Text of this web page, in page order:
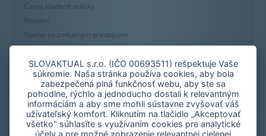
Často kladené otázky
Kontakt
Staňte sa zmluvným predajcom
Mapa stránky
Zásady používania súborov cookie
Nastavenie cookies
Oznámenie nekalých praktík
SLOVAKTUAL s.r.o. (IČO 00693511) rešpektuje Vaše
súkromie. Naša stránka používa cookies, aby bola
zabezpečená plná funkčnosť webu, aby ste sa
pohodlne, rýchlo a jednoducho dostali k relevantným
informáciám a aby sme mohli sústavne zvyšovať váš
užívateľský komfort. Kliknutím na tlačidlo „Akceptovať
všetko" súhlasíte s využívaním cookies pre analytické
účely a pre možné zobrazenie relevantnej cielenej